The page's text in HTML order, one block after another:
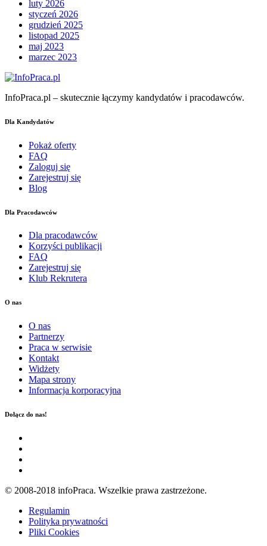
luty 2026
styczeń 2026
grudzień 2025
listopad 2025
maj 2023
marzec 2023
InfoPraca.pl – skutecznie łączymy kandydatów i pracodawców.
Dla Kandydatów
Pokaż oferty
FAQ
Zaloguj się
Zarejestruj się
Blog
Dla Pracodawców
Dla pracodawców
Korzyści publikacji
FAQ
Zarejestruj się
Klub Rekrutera
O nas
O nas
Partnerzy
Praca w serwisie
Kontakt
Widżety
Mapa strony
Informacja korporacyjna
Dołącz do nas!
© 2008-2018 infoPraca. Wszelkie prawa zastrzeżone.
Regulamin
Polityka prywatności
Pliki Cookies